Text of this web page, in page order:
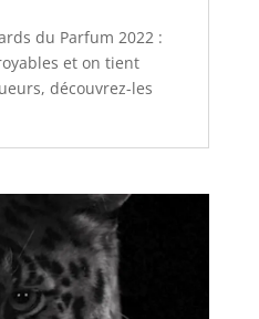
du Parfum 2022 :
et on tient
découvrez-les